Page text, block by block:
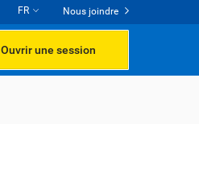
FR Nous joindre
Ouvrir une session